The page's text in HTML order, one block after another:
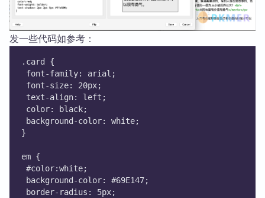
发一些代码如参考：
.card {
font-family: arial;
font-size: 20px;
text-align: left;
color: black;
background-color: white;
}
em {
#color:white;
background-color: #69E147;
border-radius: 5px;